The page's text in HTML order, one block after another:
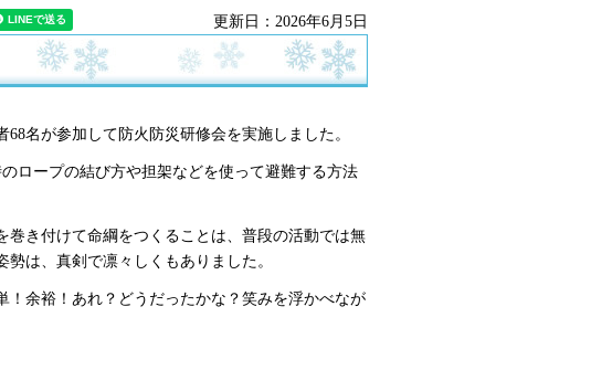
更新日：2026年6月5日
名が参加して防火防災研修会を実施しました。
ロープの結び方や担架などを使って避難する方法
き付けて命綱をつくることは、普段の活動では無
は、真剣で凛々しくもありました。
余裕！あれ？どうだったかな？笑みを浮かべなが